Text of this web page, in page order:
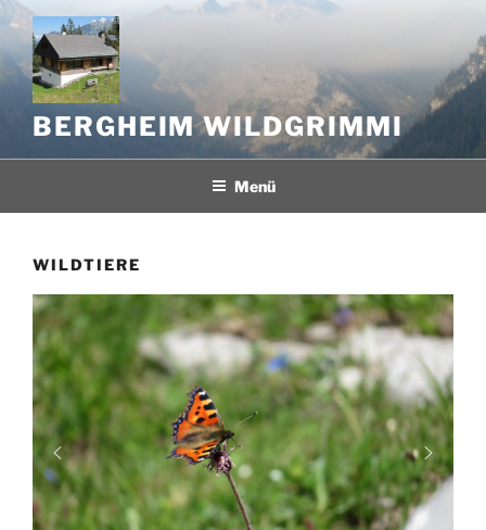
Zum
Inhalt
springen
BERGHEIM WILDGRIMMI
Menü
WILDTIERE